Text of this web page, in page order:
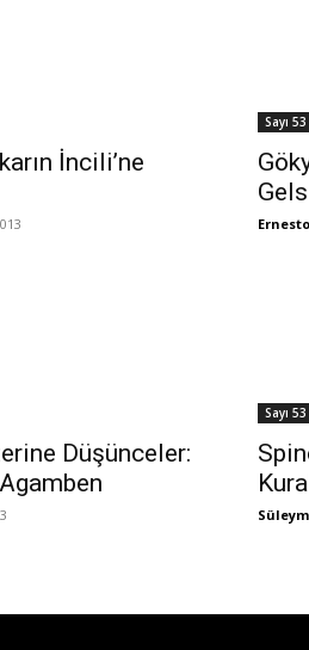
İncili’ne
Sayı 53
Düşünceler:
Sayı 53